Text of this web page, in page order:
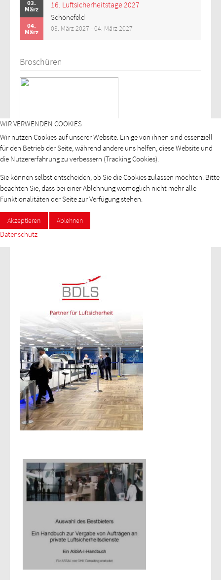
03.
März
04.
März
16. Luftsicherheitstage 2027
Schönefeld
03. März 2027 - 04. März 2027
Broschüren
WIR VERWENDEN COOKIES
Wir nutzen Cookies auf unserer Website. Einige von ihnen sind essenziell
für den Betrieb der Seite, während andere uns helfen, diese Website und
die Nutzererfahrung zu verbessern (Tracking Cookies).
Sie können selbst entscheiden, ob Sie die Cookies zulassen möchten. Bitte
beachten Sie, dass bei einer Ablehnung womöglich nicht mehr alle
Funktionalitäten der Seite zur Verfügung stehen.
Akzeptieren Ablehnen
Datenschutz